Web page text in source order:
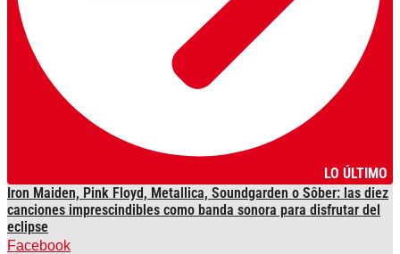
LO ÚLTIMO
Iron Maiden, Pink Floyd, Metallica, Soundgarden o Sôber: las diez
canciones imprescindibles como banda sonora para disfrutar del
eclipse
Facebook